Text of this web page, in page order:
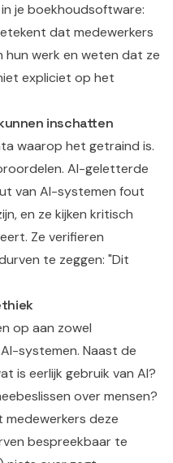
je boekhoudsoftware:
dat medewerkers
hun werk en weten dat ze
expliciet op het
inschatten
waarop het getraind is.
AI-geletterde
van AI-systemen fout
en ze kijken kritisch
Ze verifieren
te zeggen: "Dit
op aan zowel
systemen. Naast de
is eerlijk gebruik van AI?
over mensen?
deze
bespreekbaar te